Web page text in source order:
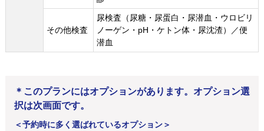
その他検査
尿検査（尿糖・尿蛋白・尿潜血・ウロビリ
ノーゲン・pH・ケトン体・尿沈渣）／便
潜血
＊このプランにはオプションがあります。オプション選
択は次画面です。
＜予約時に多く選ばれているオプション＞